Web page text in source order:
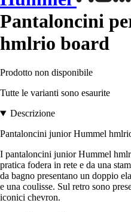
Pantaloncini
hmlrio board
Prodotto non disponibile
Tutte le varianti sono esaurite
Descrizione
Pantaloncini junior Hummel
I pantaloncini junior Hummel
pratica fodera in rete e da una
da bagno presentano un doppio
e una coulisse. Sul retro sono
iconici chevron.